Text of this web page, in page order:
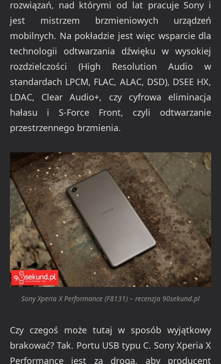
rozwiązań, nad którymi od lat pracuje Sony i
jest mistrzem brzmieniowych urządzeń
mobilnych. Na pokładzie jest więc wsparcie dla
technologii odtwarzania dźwięku w wysokiej
rozdzielczości (High Resolution Audio w
standardach LPCM, FLAC, ALAC, DSD), DSEE HX,
LDAC, Clear Audio+, czy cyfrowa eliminacja
hałasu i S-Force Front, czyli odtwarzanie
przestrzennego brzmienia.
Sony Xperia X Performance (F8131) – recenzja 90sekund.pl
Czy czegoś może tutaj w sposób wyjątkowy
brakować? Tak. Portu USB typu C. Sony Xperia X
Performance jest za droga, aby producent